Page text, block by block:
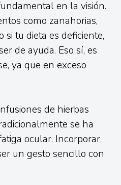
en la visión.
como zanahorias,
si tu dieta es deficiente,
de ayuda. Eso sí, es
ya que en exceso
de hierbas
se ha
ocular. Incorporar
un gesto sencillo con